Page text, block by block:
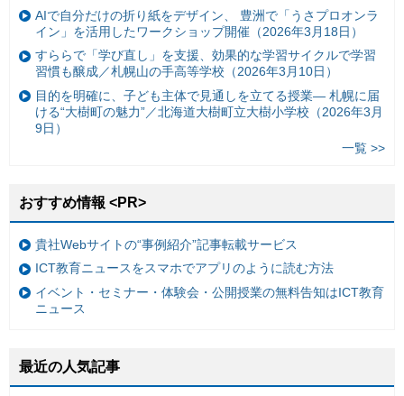
AIで自分だけの折り紙をデザイン、 豊洲で「うさプロオンラ
イン」を活用したワークショップ開催（2026年3月18日）
すららで「学び直し」を支援、効果的な学習サイクルで学習
習慣も醸成／札幌山の手高等学校（2026年3月10日）
目的を明確に、子ども主体で見通しを立てる授業— 札幌に届
ける“大樹町の魅力”／北海道大樹町立大樹小学校（2026年3月
9日）
一覧 >>
おすすめ情報 <PR>
貴社Webサイトの“事例紹介”記事転載サービス
ICT教育ニュースをスマホでアプリのように読む方法
イベント・セミナー・体験会・公開授業の無料告知はICT教育
ニュース
最近の人気記事